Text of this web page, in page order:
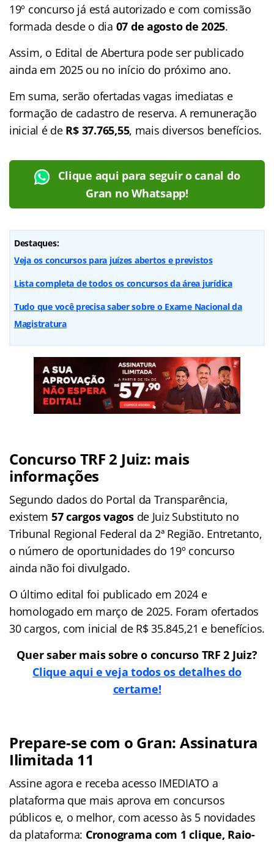
19º concurso já está autorizado e com comissão
formada desde o dia 07 de agosto de 2025.
Assim, o Edital de Abertura pode ser publicado
ainda em 2025 ou no início do próximo ano.
Em suma, serão ofertadas vagas imediatas e
formação de cadastro de reserva. A remuneração
inicial é deR$ 37.765,55, mais diversos benefícios.
Clique aqui para seguir o canal do
Gran no Whatsapp!
Destaques:
Veja os concursos para juízes abertos e previstos
Lista completa de todos os concursos da área jurídica
Tudo que você precisa saber sobre o Exame Nacional da
Magistratura
Concurso TRF 2 Juiz: mais
informações
Segundo dados do Portal da Transparência,
existem 57 cargos vagosde Juiz Substituto no
Tribunal Regional Federal da 2ª Região. Entretanto,
o número de oportunidades do 19º concurso
ainda não foi divulgado.
O último edital foi publicado em 2024 e
homologado em março de 2025. Foram ofertados
30 cargos, com inicial de R$ 35.845,21 e benefícios.
Quer saber mais sobre o concurso TRF 2 Juiz?
Clique aqui e veja todos os detalhes do
certame!
Prepare-se com o Gran: Assinatura
Ilimitada 11
Assine agora e receba acesso IMEDIATO a
plataforma que mais aprova em concursos
públicos e, o melhor, com acesso às 5 novidades
da plataforma: Cronograma com 1 clique, Raio-